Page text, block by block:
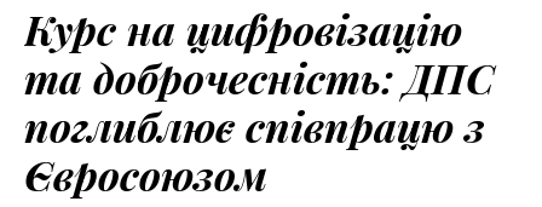
Курс на цифровізацію
та доброчесність: ДПС
поглиблює співпрацю з
Євросоюзом